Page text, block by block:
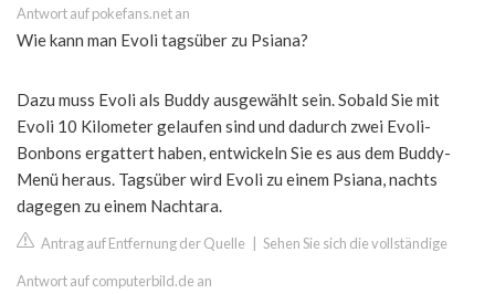
Antwort auf pokefans.net an
Wie kann man Evoli tagsüber zu Psiana?
Dazu muss Evoli als Buddy ausgewählt sein. Sobald Sie mit
Evoli 10 Kilometer gelaufen sind und dadurch zwei Evoli-
Bonbons ergattert haben, entwickeln Sie es aus dem Buddy-
Menü heraus. Tagsüber wird Evoli zu einem Psiana, nachts
dagegen zu einem Nachtara.
Antrag auf Entfernung der Quelle Sehen Sie sich die vollständige
Antwort auf computerbild.de an